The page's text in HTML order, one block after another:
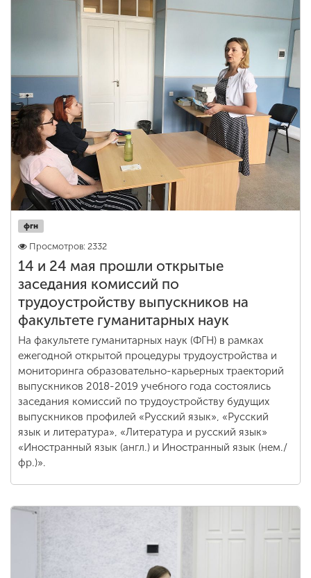
фгн
Просмотров: 2332
14 и 24 мая прошли открытые
заседания комиссий по
трудоустройству выпускников на
факультете гуманитарных наук
На факультете гуманитарных наук (ФГН) в рамках
ежегодной открытой процедуры трудоустройства и
мониторинга образовательно-карьерных траекторий
выпускников 2018-2019 учебного года состоялись
заседания комиссий по трудоустройству будущих
выпускников профилей «Русский язык», «Русский
язык и литература», «Литература и русский язык»
«Иностранный язык (англ.) и Иностранный язык (нем./
фр.)».